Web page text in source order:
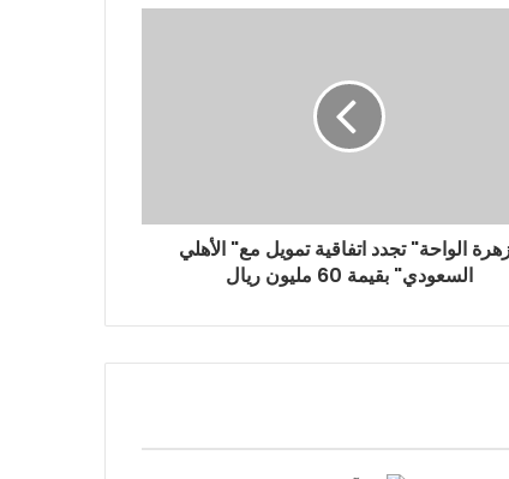
الواحة" تجدد اتفاقية تمويل مع" الأهلي
السعودي" بقيمة 60 مليون ريال